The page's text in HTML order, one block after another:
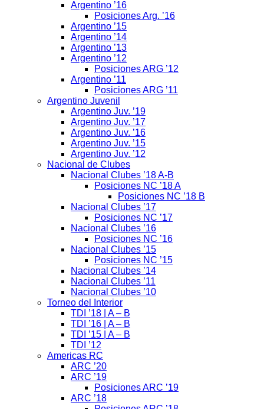
Argentino ’16
Posiciones Arg. ’16
Argentino ’15
Argentino ’14
Argentino ’13
Argentino ’12
Posiciones ARG ’12
Argentino ’11
Posiciones ARG ’11
Argentino Juvenil
Argentino Juv. ’19
Argentino Juv. ’17
Argentino Juv. ’16
Argentino Juv. ’15
Argentino Juv. ’12
Nacional de Clubes
Nacional Clubes ’18 A-B
Posiciones NC ’18 A
Posiciones NC ’18 B
Nacional Clubes ’17
Posiciones NC ’17
Nacional Clubes ’16
Posiciones NC ’16
Nacional Clubes ’15
Posiciones NC ’15
Nacional Clubes ’14
Nacional Clubes ’11
Nacional Clubes ’10
Torneo del Interior
TDI ’18 | A – B
TDI ’16 | A – B
TDI ’15 | A – B
TDI ’12
Americas RC
ARC ’20
ARC ’19
Posiciones ARC ’19
ARC ’18